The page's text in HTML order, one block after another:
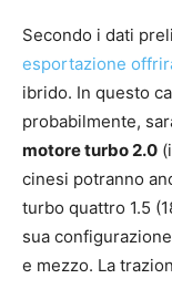
Secondo i dati
esportazione
ibrido. In questo
probabilmente,
motore turbo 2.0
cinesi potranno
turbo quattro 1.5
sua
e mezzo. La